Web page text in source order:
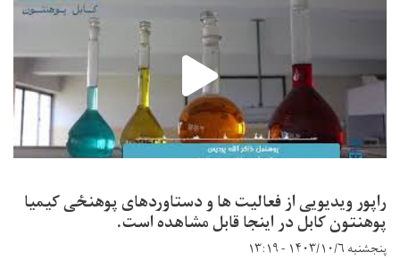
راپور ویدیویی از فعالیت ها و دستاوردهای پوهنځی کیمیا
پوهنتون کابل در اینجا قابل مشاهده است.
پنجشنبه ۱۴۰۳/۱۰/۶ - ۱۳:۱۹